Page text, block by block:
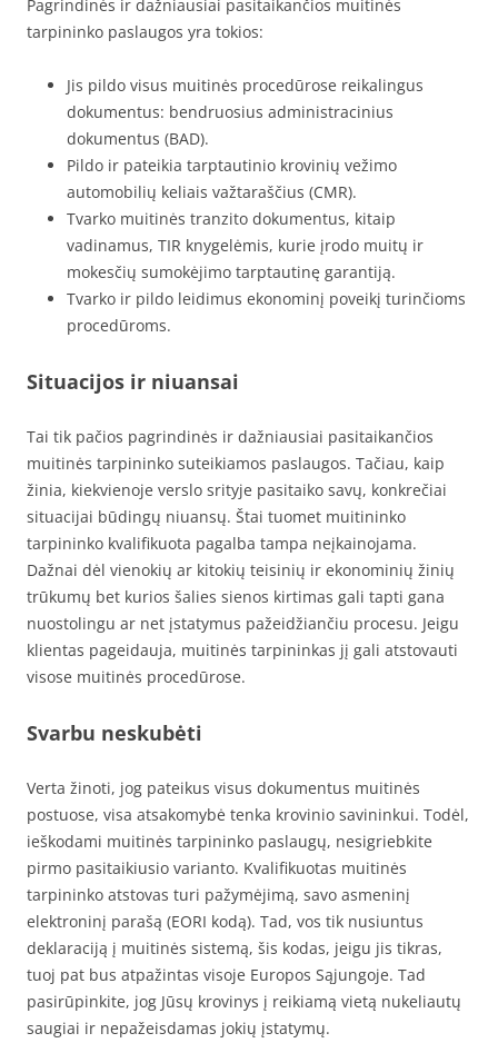
Pagrindinės ir dažniausiai pasitaikančios muitinės
tarpininko paslaugos yra tokios:
Jis pildo visus muitinės procedūrose reikalingus
dokumentus: bendruosius administracinius
dokumentus (BAD).
Pildo ir pateikia tarptautinio krovinių vežimo
automobilių keliais važtaraščius (CMR).
Tvarko muitinės tranzito dokumentus, kitaip
vadinamus, TIR knygelėmis, kurie įrodo muitų ir
mokesčių sumokėjimo tarptautinę garantiją.
Tvarko ir pildo leidimus ekonominį poveikį turinčioms
procedūroms.
Situacijos ir niuansai
Tai tik pačios pagrindinės ir dažniausiai pasitaikančios
muitinės tarpininko suteikiamos paslaugos. Tačiau, kaip
žinia, kiekvienoje verslo srityje pasitaiko savų, konkrečiai
situacijai būdingų niuansų. Štai tuomet muitininko
tarpininko kvalifikuota pagalba tampa neįkainojama.
Dažnai dėl vienokių ar kitokių teisinių ir ekonominių žinių
trūkumų bet kurios šalies sienos kirtimas gali tapti gana
nuostolingu ar net įstatymus pažeidžiančiu procesu. Jeigu
klientas pageidauja, muitinės tarpininkas jį gali atstovauti
visose muitinės procedūrose.
Svarbu neskubėti
Verta žinoti, jog pateikus visus dokumentus muitinės
postuose, visa atsakomybė tenka krovinio savininkui. Todėl,
ieškodami muitinės tarpininko paslaugų, nesigriebkite
pirmo pasitaikiusio varianto. Kvalifikuotas muitinės
tarpininko atstovas turi pažymėjimą, savo asmeninį
elektroninį parašą (EORI kodą). Tad, vos tik nusiuntus
deklaraciją į muitinės sistemą, šis kodas, jeigu jis tikras,
tuoj pat bus atpažintas visoje Europos Sąjungoje. Tad
pasirūpinkite, jog Jūsų krovinys į reikiamą vietą nukeliautų
saugiai ir nepažeisdamas jokių įstatymų.